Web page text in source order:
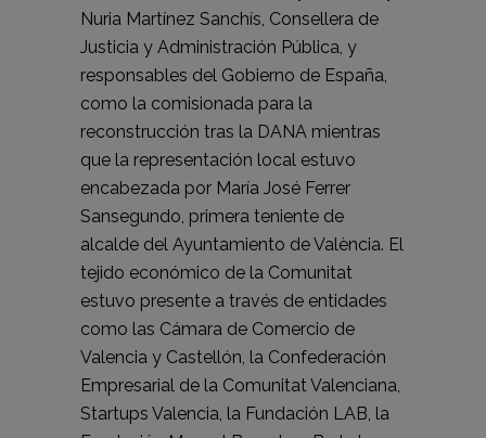
Nuria Martínez Sanchís, Consellera de
Justicia y Administración Pública, y
responsables del Gobierno de España,
como la comisionada para la
reconstrucción tras la DANA mientras
que la representación local estuvo
encabezada por María José Ferrer
Sansegundo, primera teniente de
alcalde del Ayuntamiento de València. El
tejido económico de la Comunitat
estuvo presente a través de entidades
como las Cámara de Comercio de
Valencia y Castellón, la Confederación
Empresarial de la Comunitat Valenciana,
Startups Valencia, la Fundación LAB, la